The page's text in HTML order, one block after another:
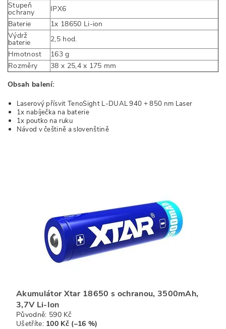
Stupeň
ochrany
IPX6
Baterie
1x 18650 Li-ion
Výdrž
baterie
2,5 hod.
Hmotnost
163 g
Rozměry
38 x 25,4 x 175 mm
Obsah balení:
Laserový přísvit TenoSight L-DUAL 940 + 850 nm Laser
1x nabíječka na baterie
1x poutko na ruku
Návod v češtině a slovenštině
Akumulátor Xtar 18650 s ochranou, 3500mAh,
3,7V Li-Ion
Původně: 590 Kč
Ušetříte: 100 Kč (–16 %)